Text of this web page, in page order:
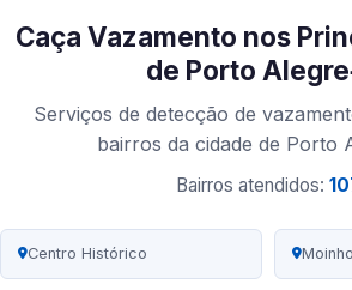
Caça Vazamento nos
de Porto
Serviços de detecção de
bairros da cidade de Porto
Bairros atendidos:
Centro Histórico